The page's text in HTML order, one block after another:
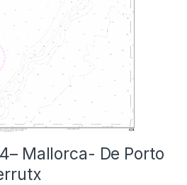
Mallorca- De Porto